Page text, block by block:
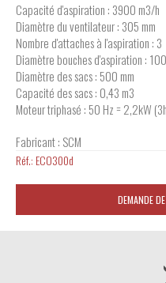
Capacité d'aspiration : 3900 m3/h
Diamètre du ventilateur : 305 mm
Nombre d'attaches à l'aspiration : 3
Diamètre bouches d'aspiration :
Diamètre des sacs : 500 mm
Capacité des sacs : 0,43 m3
Moteur triphasé : 50 Hz = 2,2kW
Fabricant : SCM
Réf.: ECO300d
DEMANDE